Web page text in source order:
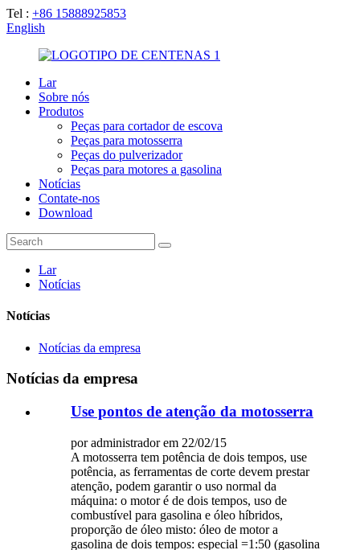
Tel : +86 15888925853
English
Lar
Sobre nós
Produtos
Peças para cortador de escova
Peças para motosserra
Peças do pulverizador
Peças para motores a gasolina
Notícias
Contate-nos
Download
Lar
Notícias
Notícias
Notícias da empresa
Notícias da empresa
Use pontos de atenção da motosserra
por administrador em 22/02/15
A motosserra tem potência de dois tempos, use
potência, as ferramentas de corte devem prestar
atenção, podem garantir o uso normal da
máquina: o motor é de dois tempos, uso de
combustível para gasolina e óleo híbridos,
proporção de óleo misto: óleo de motor a
gasolina de dois tempos: especial =1:50 (gasolina